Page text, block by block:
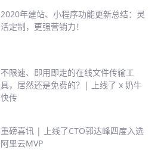
2020年建站、小程序功能更新总结：灵
活定制，更强营销力！
不限速、即用即走的在线文件传输工
具，居然还是免费的？| 上线了 x 奶牛
快传
重磅喜讯 | 上线了CTO郭达峰四度入选
阿里云MVP